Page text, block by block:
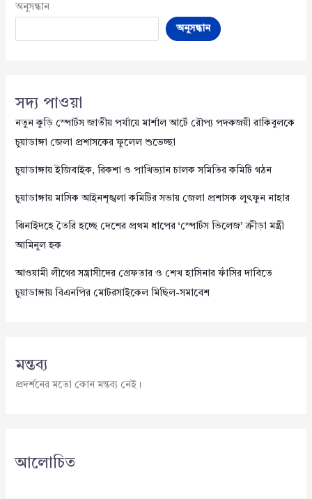
অনুসন্ধান
অনুসন্ধান
সদ্য পাওয়া
নতুন কুড়ি স্পোর্টস জাতীয় পর্যায়ে মার্শাল আর্টে রৌপ্য পদকজয়ী রাকিবুলকে
চুয়াডাঙ্গা জেলা প্রশাসকের ফুলেল শুভেচ্ছা
চুয়াডাঙ্গায় ইজিবাইক, রিকশা ও পাখিভ্যান চালক সমিতির কমিটি গঠন
চুয়াডাঙ্গায় মাসিক আইনশৃঙ্খলা কমিটির সভায় জেলা প্রশাসক লুৎফুন নাহার
ঝিনাইদহে তৈরি হচ্ছে দেশের প্রথম ধাপের ‘স্পোর্টস ভিলেজ’ ক্রীড়া মন্ত্রী
আমিনুল হক
আওয়ামী লীগের সন্ত্রাসীদের গ্রেফতার ও শেখ হাসিনার ফাঁসির দাবিতে
চুয়াডাঙ্গায় বিএনপির মোটরসাইকেল মিছিল-সমাবেশ
মন্তব্য
প্রদর্শনের মতো কোন মন্তব্য নেই।
আলোচিত